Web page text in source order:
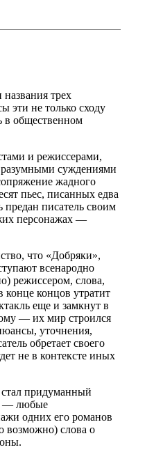
трех
эти не только сходу
в общественном
и режиссерами,
разумными суждениями
жадного
пьес, писанных едва
писатель своим
персонажах —
что «Добряки»,
всенародно
режиссером, слова,
концов утратит
еще и замкнут в
— их мир строился
уточнения,
обретает своего
не в контексте иных
придуманный
— любые
одних его романов
возможно) слова о